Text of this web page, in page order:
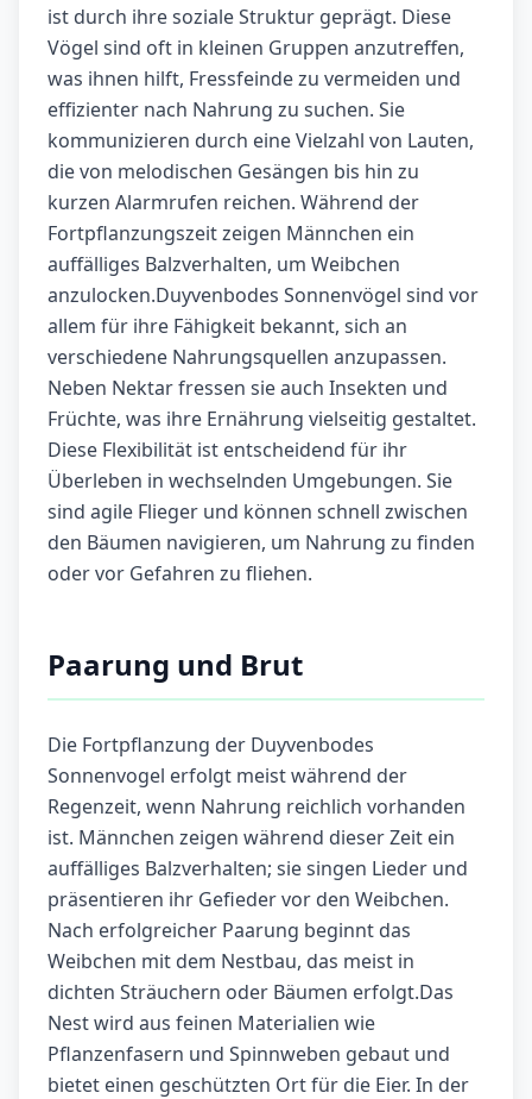
ist durch ihre soziale Struktur geprägt. Diese
Vögel sind oft in kleinen Gruppen anzutreffen,
was ihnen hilft, Fressfeinde zu vermeiden und
effizienter nach Nahrung zu suchen. Sie
kommunizieren durch eine Vielzahl von Lauten,
die von melodischen Gesängen bis hin zu
kurzen Alarmrufen reichen. Während der
Fortpflanzungszeit zeigen Männchen ein
auffälliges Balzverhalten, um Weibchen
anzulocken.Duyvenbodes Sonnenvögel sind vor
allem für ihre Fähigkeit bekannt, sich an
verschiedene Nahrungsquellen anzupassen.
Neben Nektar fressen sie auch Insekten und
Früchte, was ihre Ernährung vielseitig gestaltet.
Diese Flexibilität ist entscheidend für ihr
Überleben in wechselnden Umgebungen. Sie
sind agile Flieger und können schnell zwischen
den Bäumen navigieren, um Nahrung zu finden
oder vor Gefahren zu fliehen.
Paarung und Brut
Die Fortpflanzung der Duyvenbodes
Sonnenvogel erfolgt meist während der
Regenzeit, wenn Nahrung reichlich vorhanden
ist. Männchen zeigen während dieser Zeit ein
auffälliges Balzverhalten; sie singen Lieder und
präsentieren ihr Gefieder vor den Weibchen.
Nach erfolgreicher Paarung beginnt das
Weibchen mit dem Nestbau, das meist in
dichten Sträuchern oder Bäumen erfolgt.Das
Nest wird aus feinen Materialien wie
Pflanzenfasern und Spinnweben gebaut und
bietet einen geschützten Ort für die Eier. In der